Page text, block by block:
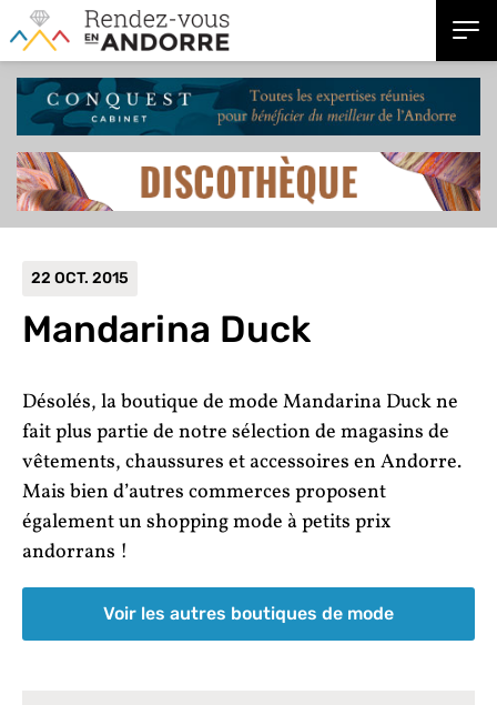
22 OCT. 2015
Mandarina Duck
Désolés, la boutique de mode Mandarina Duck ne
fait plus partie de notre sélection de magasins de
vêtements, chaussures et accessoires en Andorre.
Mais bien d’autres commerces proposent
également un shopping mode à petits prix
andorrans !
Voir les autres boutiques de mode